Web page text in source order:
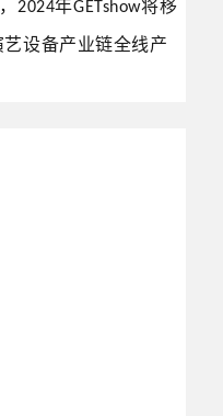
2024年GETshow将移
艺设备产业链全线产